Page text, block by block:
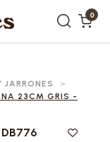
0
JARRONES
>
23CM GRIS -